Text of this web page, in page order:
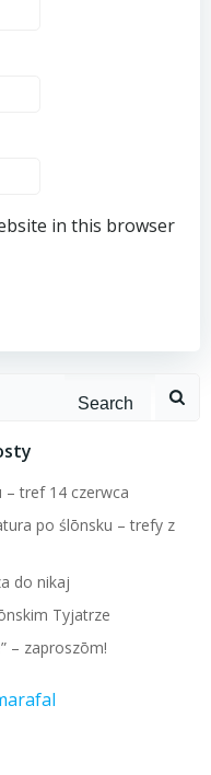
in this browser
– tref 14 czerwca
po ślōnsku – trefy z
do nikaj
Tyjatrze
– zaproszōm!